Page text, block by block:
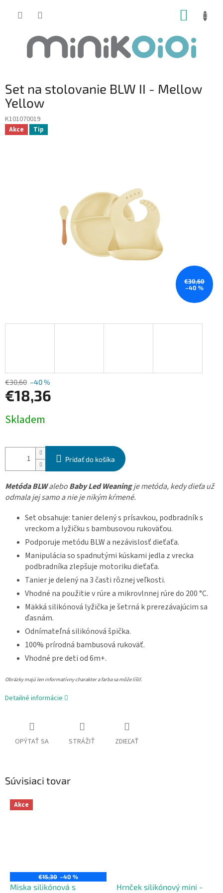
Set na stolovanie BLW II - Mellow
Yellow
K101070019
Akce Tip
€30,60
–40 %
€30,60 –40 %
€18,36
cena:
Skladem
Pridať do košíka
Metóda BLWaleboBaby Led Weaningje metóda, kedy dieťa už
odmala jej samo a nie je nikým kŕmené.
Set obsahuje: tanier delený s prísavkou, podbradník s
vreckom a lyžičku s bambusovou rukoväťou.
Podporuje metódu BLW a nezávislosť dieťaťa.
Manipulácia so spadnutými kúskami jedla z vrecka
podbradníka zlepšuje motoriku dieťaťa.
Tanier je delený na 3 časti rôznej veľkosti.
Vhodné na použitie v rúre a mikrovlnnej rúre do 200 °C.
Mäkká silikónová lyžička je šetrná k prerezávajúcim sa
ďasnám.
Odnímateľná silikónová špička.
100% prírodná bambusová rukoväť.
Vhodné pre deti od 6m+.
Obrázky majú len informatívny charakter a farba sa môže líšiť.
Detailné informácie
OPÝTAŤ SA STRÁŽIŤ ZDIEĽAŤ
Súvisiaci tovar
Akce
€15,30 –40 %
Miska silikónová s
Hrnček silikónový mini -